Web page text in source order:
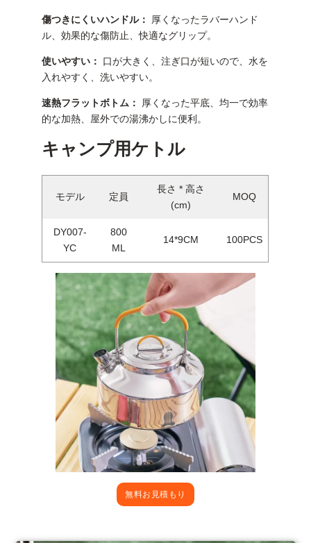
傷つきにくいハンドル： 厚くなったラバーハンド
ル、効果的な傷防止、快適なグリップ。
使いやすい： 口が大きく、注ぎ口が短いので、水を
入れやすく、洗いやすい。
速熱フラットボトム： 厚くなった平底、均一で効率
的な加熱、屋外での湯沸かしに便利。
キャンプ用ケトル
モデル 定員
長さ * 高さ
(cm)
MOQ
DY007-
YC
800
ML
14*9CM 100PCS
無料お見積もり